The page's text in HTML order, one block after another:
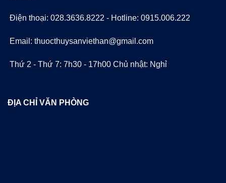
Điện thoại: 028.3636.8222 - Hotline: 0915.006.222
Email: thuocthuysanviethan@gmail.com
Thứ 2 - Thứ 7: 7h30 - 17h00 Chủ nhật: Nghỉ
ĐỊA CHỈ VĂN PHÒNG